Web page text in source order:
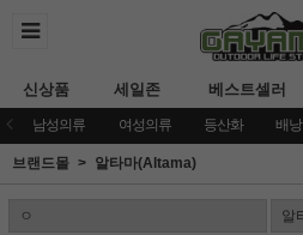
신상품 세일존 베스트셀러
남성의류 여성의류 등산화 배낭
브랜드몰 알타마(Altama)